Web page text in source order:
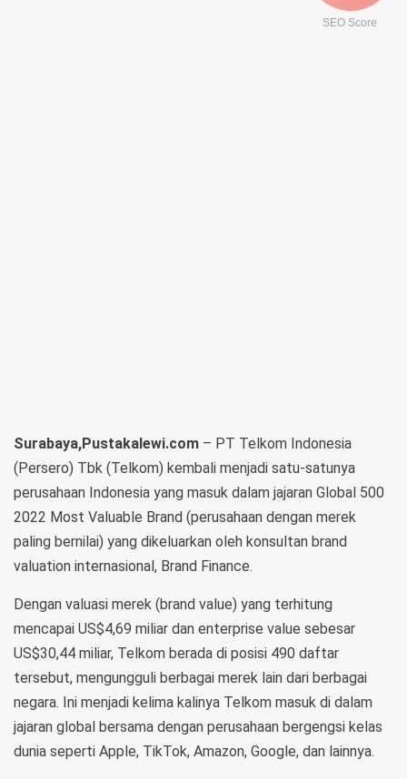
SEO Score
Surabaya,Pustakalewi.com – PT Telkom Indonesia
(Persero) Tbk (Telkom) kembali menjadi satu-satunya
perusahaan Indonesia yang masuk dalam jajaran Global 500
2022 Most Valuable Brand (perusahaan dengan merek
paling bernilai) yang dikeluarkan oleh konsultan brand
valuation internasional, Brand Finance.
Dengan valuasi merek (brand value) yang terhitung
mencapai US$4,69 miliar dan enterprise value sebesar
US$30,44 miliar, Telkom berada di posisi 490 daftar
tersebut, mengungguli berbagai merek lain dari berbagai
negara. Ini menjadi kelima kalinya Telkom masuk di dalam
jajaran global bersama dengan perusahaan bergengsi kelas
dunia seperti Apple, TikTok, Amazon, Google, dan lainnya.